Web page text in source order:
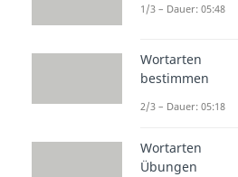
1/3 – Dauer: 05:48
Wortarten
bestimmen
2/3 – Dauer: 05:18
Wortarten
Übungen